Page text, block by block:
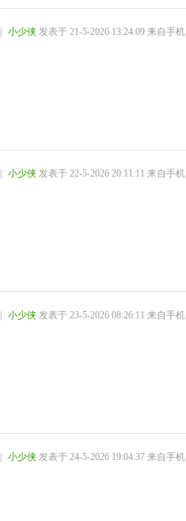
| 小少侠 发表于 21-5-2026 13:24:09 来自手机
| 小少侠 发表于 22-5-2026 20:11:11 来自手机
| 小少侠 发表于 23-5-2026 08:26:11 来自手机
| 小少侠 发表于 24-5-2026 19:04:37 来自手机